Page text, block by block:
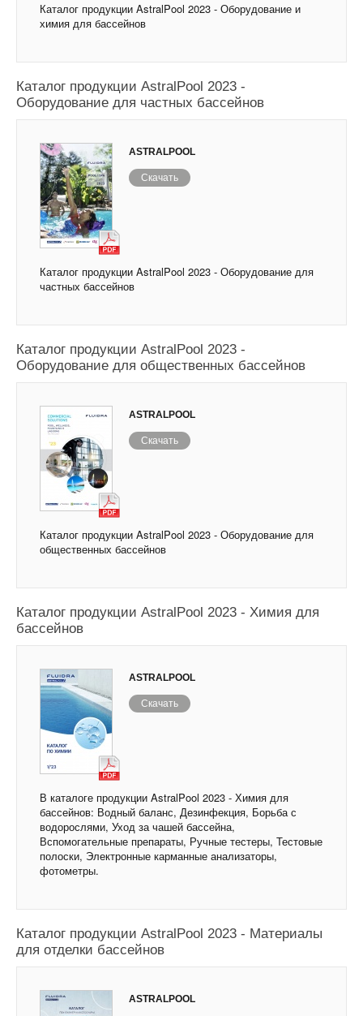
Каталог продукции AstralPool 2023 - Оборудование и
химия для бассейнов
Каталог продукции AstralPool 2023 -
Оборудование для частных бассейнов
ASTRALPOOL
Скачать
Каталог продукции AstralPool 2023 - Оборудование для
частных бассейнов
Каталог продукции AstralPool 2023 -
Оборудование для общественных бассейнов
ASTRALPOOL
Скачать
Каталог продукции AstralPool 2023 - Оборудование для
общественных бассейнов
Каталог продукции AstralPool 2023 - Химия для
бассейнов
ASTRALPOOL
Скачать
В каталоге продукции AstralPool 2023 - Химия для
бассейнов: Водный баланс, Дезинфекция, Борьба с
водорослями, Уход за чашей бассейна,
Вспомогательные препараты, Ручные тестеры, Тестовые
полоски, Электронные карманные анализаторы,
фотометры.
Каталог продукции AstralPool 2023 - Материалы
для отделки бассейнов
ASTRALPOOL